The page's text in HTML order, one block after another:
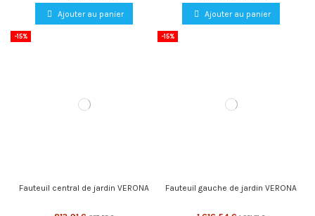
Ajouter au panier Ajouter au panier
-15%
Fauteuil central de jardin VERONA
-15%
Fauteuil gauche de jardin VERONA